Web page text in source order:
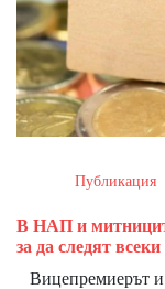
Публикация
В НАП и
за да следят
Вицепремиерът